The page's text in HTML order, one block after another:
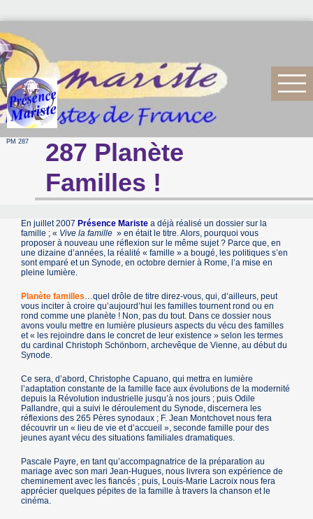
PM 287
287 Planète
Familles !
En juillet 2007 Présence Mariste a déjà réalisé un dossier sur la
famille ; « Vive la famille » en était le titre. Alors, pourquoi vous
proposer à nouveau une réflexion sur le même sujet ? Parce que, en
une dizaine d’années, la réalité « famille » a bougé, les politiques s’en
sont emparé et un Synode, en octobre dernier à Rome, l’a mise en
pleine lumière.
Planète familles…quel drôle de titre direz-vous, qui, d’ailleurs, peut
vous inciter à croire qu’aujourd’hui les familles tournent rond ou en
rond comme une planète ! Non, pas du tout. Dans ce dossier nous
avons voulu mettre en lumière plusieurs aspects du vécu des familles
et « les rejoindre dans le concret de leur existence » selon les termes
du cardinal Christoph Schönborn, archevêque de Vienne, au début du
Synode.
Ce sera, d’abord, Christophe Capuano, qui mettra en lumière
l’adaptation constante de la famille face aux évolutions de la modernité
depuis la Révolution industrielle jusqu’à nos jours ; puis Odile
Pallandre, qui a suivi le déroulement du Synode, discernera les
réflexions des 265 Pères synodaux ; F. Jean Montchovet nous fera
découvrir un « lieu de vie et d’accueil », seconde famille pour des
jeunes ayant vécu des situations familiales dramatiques.
Pascale Payre, en tant qu’accompagnatrice de la préparation au
mariage avec son mari Jean-Hugues, nous livrera son expérience de
cheminement avec les fiancés ; puis, Louis-Marie Lacroix nous fera
apprécier quelques pépites de la famille à travers la chanson et le
cinéma.